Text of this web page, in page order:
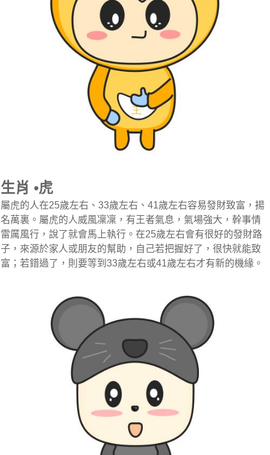
生肖 •虎
屬虎的人在25歲左右、33歲左右、41歲左右容易發財致富，揚
名萬裏。屬虎的人威風凜凜，有王者氣息，氣場強大，幹事情
雷厲風行，說了就會馬上執行。在25歲左右會有很好的發財路
子，來源於家人或朋友的幫助，自己若把握好了，很快就能致
富；若錯過了，則要等到33歲左右或41歲左右才有新的機緣。